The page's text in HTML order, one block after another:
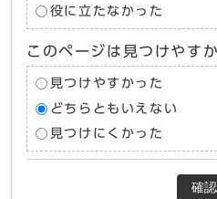
役に立たなかった
このページは見つけやす
見つけやすかった
どちらともいえない
見つけにくかった
確認